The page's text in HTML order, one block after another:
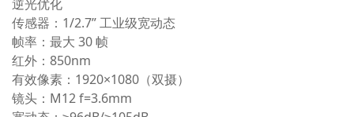
逆光优化
传感器 ：1/2.7” 工业级宽动态
帧率 ：最大 30 帧
红外 ：850nm
有效像素 ：1920×1080（双摄）
镜头 ：M12 f=3.6mm